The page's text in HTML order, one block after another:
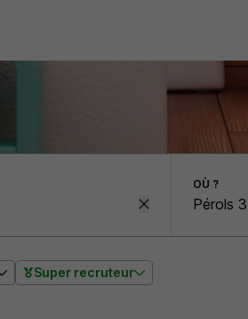
OÙ ?
Super recruteur